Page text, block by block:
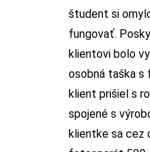
študent si
fungovať.
klientovi bolo
osobná taška s
klient prišiel s
spojené s
klientke sa cez